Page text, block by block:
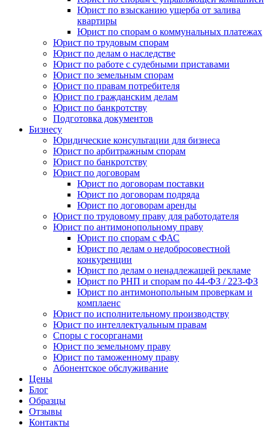
Юрист по взысканию ущерба от залива
квартиры
Юрист по спорам о коммунальных платежах
Юрист по трудовым спорам
Юрист по делам о наследстве
Юрист по работе с судебными приставами
Юрист по земельным спорам
Юрист по правам потребителя
Юрист по гражданским делам
Юрист по банкротству
Подготовка документов
Бизнесу
Юридические консультации для бизнеса
Юрист по арбитражным спорам
Юрист по банкротству
Юрист по договорам
Юрист по договорам поставки
Юрист по договорам подряда
Юрист по договорам аренды
Юрист по трудовому праву для работодателя
Юрист по антимонопольному праву
Юрист по спорам с ФАС
Юрист по делам о недобросовестной
конкуренции
Юрист по делам о ненадлежащей рекламе
Юрист по РНП и спорам по 44-ФЗ / 223-ФЗ
Юрист по антимонопольным проверкам и
комплаенс
Юрист по исполнительному производству
Юрист по интеллектуальным правам
Споры с госорганами
Юрист по земельному праву
Юрист по таможенному праву
Абонентское обслуживание
Цены
Блог
Образцы
Отзывы
Контакты